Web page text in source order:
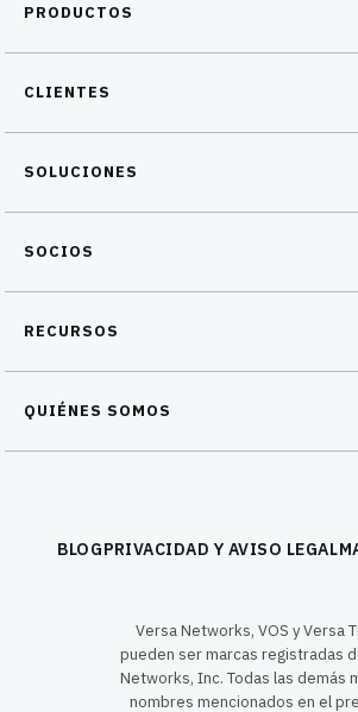
PRODUCTOS
CLIENTES
SOLUCIONES
SOCIOS
RECURSOS
QUIÉNES SOMOS
BLOGPRIVACIDAD Y AVISO LEGAL
Versa Networks, VOS y Versa
pueden ser marcas registradas
Networks, Inc. Todas las demás
nombres mencionados en el